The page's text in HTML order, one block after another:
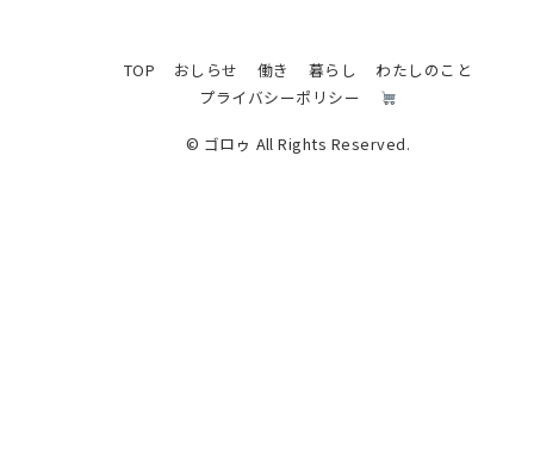
TOP おしらせ 働き 暮らし
わたしのこと
プライバシーポリシー
© ゴロゥ All Rights Reserved.